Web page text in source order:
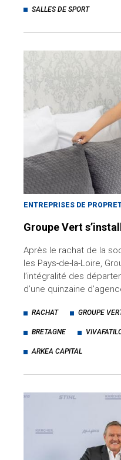
SALLES DE SPORT
ENTREPRISES DE
Groupe Vert
Après le rachat de la
les Pays-de-la-Loire,
l’intégralité des
d’une quinzaine
RACHAT GROUPE
BRETAGNE
ARKEA CAPITAL